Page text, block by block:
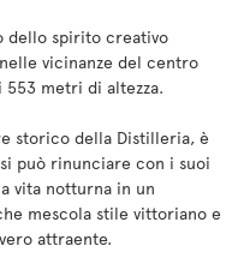
dello spirito creativo
vicinanze del centro
metri di altezza.
storico della Distilleria, è
può rinunciare con i suoi
vita notturna in un
mescola stile vittoriano e
attraente.